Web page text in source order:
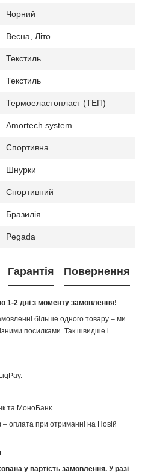
Чорний
Весна, Літо
Текстиль
Текстиль
Термоеластопласт (ТЕП)
Amortech system
Спортивна
Шнурки
Спортивний
Бразилія
Pegada
Гарантія Повернення
2 дні з моменту замовлення!
більше одного товару – ми
посилками. Так швидше і
та МоноБанк
– оплата при отриманні на Новій
у вартість замовлення. У разі